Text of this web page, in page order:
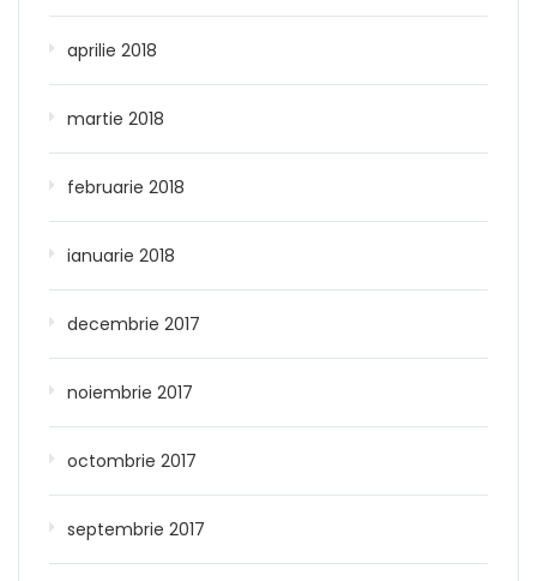
aprilie 2018
martie 2018
februarie 2018
ianuarie 2018
decembrie 2017
noiembrie 2017
octombrie 2017
septembrie 2017